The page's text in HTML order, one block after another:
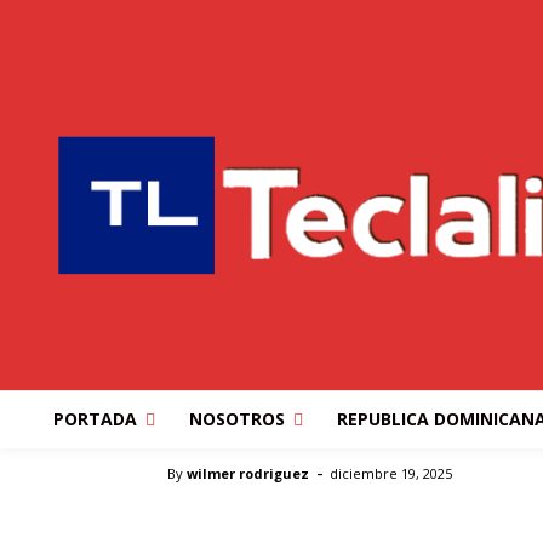
PORTADA NOSOTROS REPUBLICA
ESTADOS UNIDOS MUNDO
Trump apunta a
inmigrantes: 'NYT'
By wilmer rodriguez - diciembre 19, 2025